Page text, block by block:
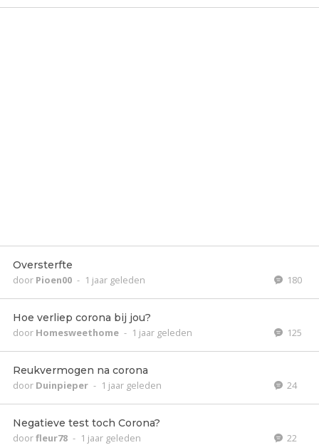
Oversterfte
door Pioen00 - 1 jaar geleden 180
Hoe verliep corona bij jou?
door Homesweethome - 1 jaar geleden 125
Reukvermogen na corona
door Duinpieper - 1 jaar geleden 24
Negatieve test toch Corona?
doorfleur78 - 1 jaar geleden 22